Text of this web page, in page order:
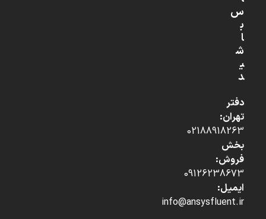
س
ب
ا
ش
ی
د
دفتر
تهران:
02188918263
بخش
فروش:
09126238673
ایمیل:
info@ansysfluent.ir